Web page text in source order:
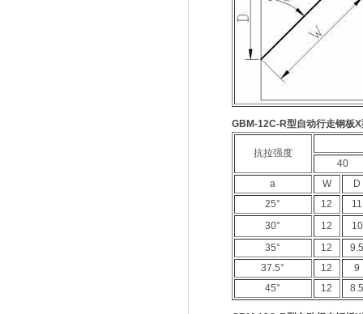
GBM-12C-R型自动行走钢板
抗拉强度
40
a
W
D
25°
12
11
30°
12
10
35°
12
9.5
37.5°
12
9
45°
12 8.5